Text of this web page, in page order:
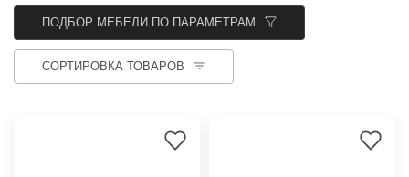
ПОДБОР МЕБЕЛИ ПО ПАРАМЕТРАМ
СОРТИРОВКА ТОВАРОВ